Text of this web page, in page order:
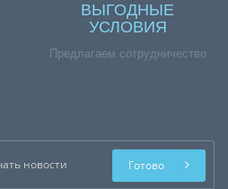
ВЫГОДНЫЕ
УСЛОВИЯ
Предлагаем сотрудничество
Готово